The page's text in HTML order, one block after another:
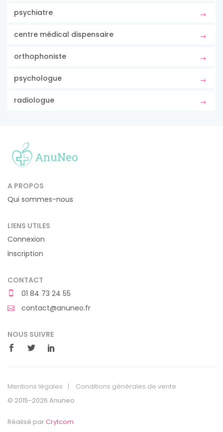
psychiatre
centre médical dispensaire
orthophoniste
psychologue
radiologue
A PROPOS
Qui sommes-nous
LIENS UTILES
Connexion
Inscription
CONTACT
01 84 73 24 55
contact@anuneo.fr
NOUS SUIVRE
Mentions légales
Conditions générales de vente
© 2015-2026 Anuneo
Réalisé parCrytcom